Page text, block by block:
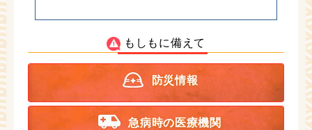
もしもに備えて
防災情報
急病時の医療機関